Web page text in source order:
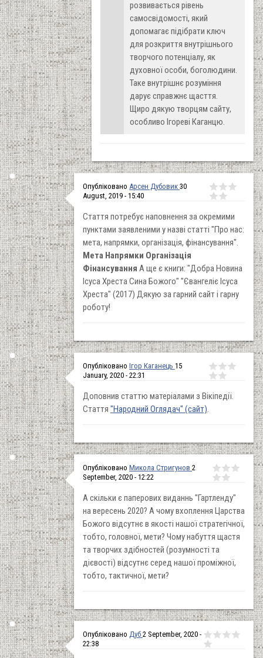
розвивається рівень
самосвідомості, який
допомагає підібрати ключ
для розкриття внутрішнього
творчого потенціалу, як
духовної особи, боголюдини.
Таке внутрішнє розуміння
дарує справжнє щасття.
Щиро дякую творцям сайту,
особливо Ігореві Каганцю.
Опубліковано Арсен Дубовик 30
August, 2019 - 15:40
Стаття потребує наповнення за окремими
пунктами заявленими у назві статті "Про нас:
мета, напрямки, організація, фінансування".
Мета Напрямки Організація
Фінансування А ще є книги: "Добра Новина
Ісуса Хреста Сина Божого" "Євангеліє Ісуса
Хреста" (2017) Дякую за гарний сайт і гарну
роботу!
Опубліковано Ігор Каганець 15
January, 2020 - 22:31
Доповнив статтю матеріалами з Вікіпедії.
Стаття "Народний Оглядач" (сайт).
Опубліковано Микола Стригунов 2
September, 2020 - 12:22
А скільки є паперових виданнь "Гартленду"
на вересень 2020? А чому вхоплення Царства
Божого відсутнє в якості нашої стратегічної,
тобто, головної, мети? Чому набуття щастя
та творчих здібностей (розумності та
дієвості) відсутнє серед нашої проміжної,
тобто, тактичної, мети?
Опубліковано Дуб 2 September, 2020 -
22:38